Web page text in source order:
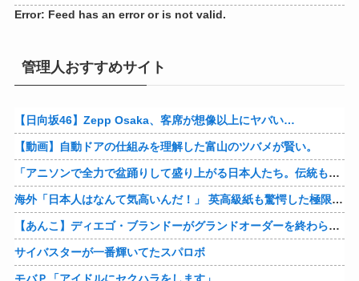
Error: Feed has an error or is not valid.
管理人おすすめサイト
【日向坂46】Zepp Osaka、客席が想像以上にヤバい…
【動画】自動ドアの仕組みを理解した富山のツバメが賢い。
「アニソンで全力で盆踊りして盛り上がる日本人たち。伝統もオタクもこの熱量、素晴らしい」→女さんブチギレ「これを見て『日本の品格が落ちた』と思いま…
海外「日本人はなんて気高いんだ！」 英高級紙も驚愕した極限の中の日本人の姿に世界が衝撃
【あんこ】ディエゴ・ブランドーがグランドオーダーを終わらせるようです【FGO二部】 第１６６話
サイバスターが一番輝いてたスパロボ